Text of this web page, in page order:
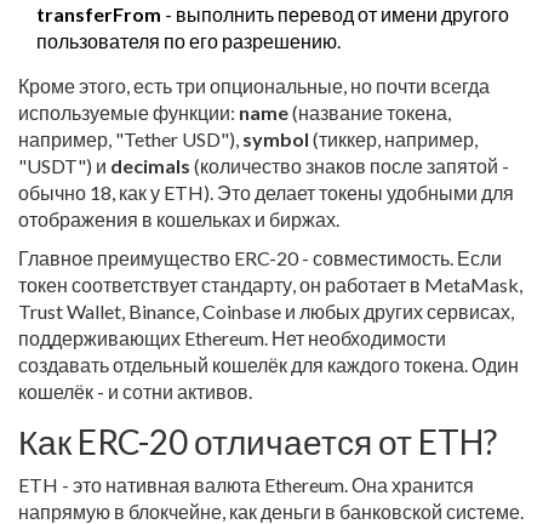
transferFrom - выполнить перевод от имени другого
пользователя по его разрешению.
Кроме этого, есть три опциональные, но почти всегда
используемые функции: name(название токена,
например, "Tether USD"), symbol (тиккер, например,
"USDT") и decimals (количество знаков после запятой -
обычно 18, как у ETH). Это делает токены удобными для
отображения в кошельках и биржах.
Главное преимущество ERC-20 - совместимость. Если
токен соответствует стандарту, он работает в MetaMask,
Trust Wallet, Binance, Coinbase и любых других сервисах,
поддерживающих Ethereum. Нет необходимости
создавать отдельный кошелёк для каждого токена. Один
кошелёк - и сотни активов.
Как ERC-20 отличается от ETH?
ETH - это нативная валюта Ethereum. Она хранится
напрямую в блокчейне, как деньги в банковской системе.